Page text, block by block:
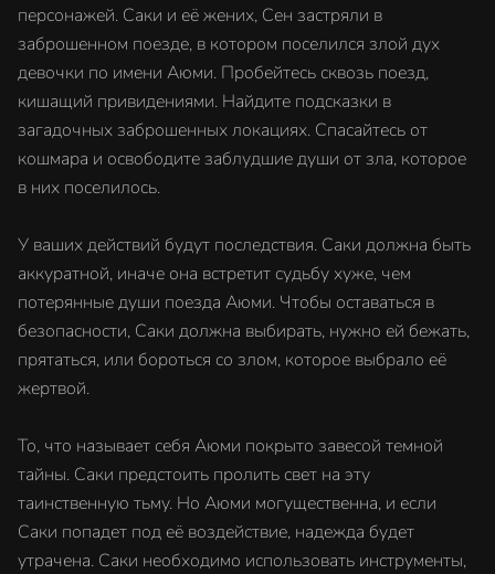
персонажей. Саки и её жених, Сен застряли в
заброшенном поезде, в котором поселился злой дух
девочки по имени Аюми. Пробейтесь сквозь поезд,
кишащий привидениями. Найдите подсказки в
загадочных заброшенных локациях. Спасайтесь от
кошмара и освободите заблудшие души от зла, которое
в них поселилось.
У ваших действий будут последствия. Саки должна быть
аккуратной, иначе она встретит судьбу хуже, чем
потерянные души поезда Аюми. Чтобы оставаться в
безопасности, Саки должна выбирать, нужно ей бежать,
прятаться, или бороться со злом, которое выбрало её
жертвой.
То, что называет себя Аюми покрыто завесой темной
тайны. Саки предстоить пролить свет на эту
таинственную тьму. Но Аюми могущественна, и если
Саки попадет под её воздействие, надежда будет
утрачена. Саки необходимо использовать инструменты,